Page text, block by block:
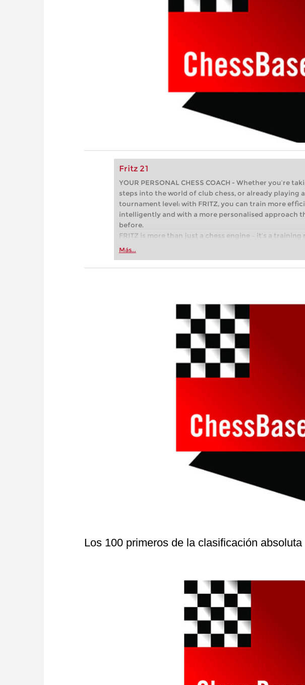
Fritz 21
YOUR PERSONAL CHESS COACH - Whether you’re
steps into the world of club chess, or already playing
tournament level: with FRITZ, you can train more
intelligently and with a more personalised approach
before.
FRITZ is more than just a chess engine – it’s a
Whether you’re taking your first steps into the world
more efficiently, intelligently and with a more
Más...
Los 100 primeros de la clasificación absoluta